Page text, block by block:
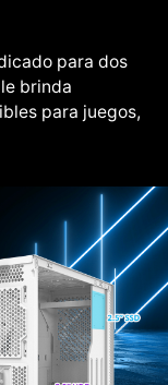
para dos
brinda
para juegos,